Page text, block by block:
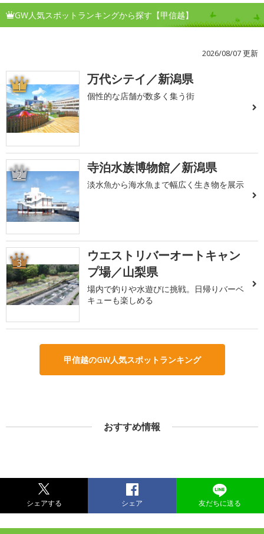
GW人気スポットランキングから探す【甲信越】
2026/08/07 更新
1 万代シテイ／新潟県
個性的な店舗が数多く集う街
2 寺泊水族博物館／新潟県
淡水魚から海水魚まで幅広く生き物を展示
3
ウエストリバーオートキャン
プ場／山梨県
場内で釣りや水遊びに挑戦。日帰りバーベ
キューも楽しめる
甲信越のGW人気スポットランキング
おすすめ情報
シェアする シェア 友だちに送る